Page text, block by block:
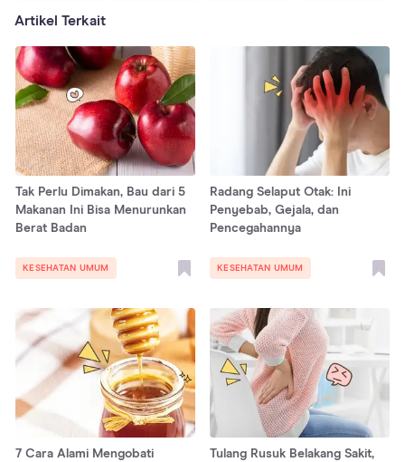
Artikel Terkait
Tak Perlu Dimakan, Bau dari 5
Makanan Ini Bisa Menurunkan
Berat Badan
KESEHATAN UMUM
Radang Selaput Otak: Ini
Penyebab, Gejala, dan
Pencegahannya
KESEHATAN UMUM
7 Cara Alami Mengobati
Tulang Rusuk Belakang Sakit,